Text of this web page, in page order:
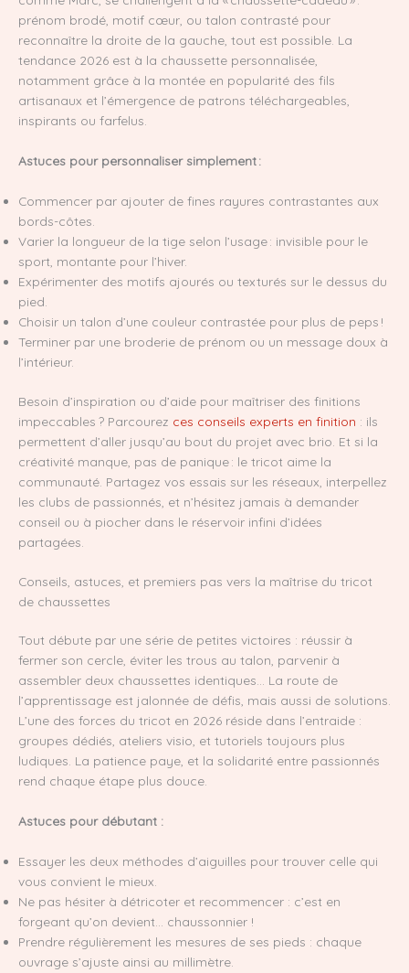
prénom brodé, motif cœur, ou talon contrasté pour
reconnaître la droite de la gauche, tout est possible. La
tendance 2026 est à la chaussette personnalisée,
notamment grâce à la montée en popularité des fils
artisanaux et l’émergence de patrons téléchargeables,
inspirants ou farfelus.
Astuces pour personnaliser simplement :
Commencer par ajouter de fines rayures contrastantes aux
bords-côtes.
Varier la longueur de la tige selon l’usage : invisible pour le
sport, montante pour l’hiver.
Expérimenter des motifs ajourés ou texturés sur le dessus du
pied.
Choisir un talon d’une couleur contrastée pour plus de peps !
Terminer par une broderie de prénom ou un message doux à
l’intérieur.
Besoin d’inspiration ou d’aide pour maîtriser des finitions
impeccables ? Parcourez ces conseils experts en finition : ils
permettent d’aller jusqu’au bout du projet avec brio. Et si la
créativité manque, pas de panique : le tricot aime la
communauté. Partagez vos essais sur les réseaux, interpellez
les clubs de passionnés, et n’hésitez jamais à demander
conseil ou à piocher dans le réservoir infini d’idées
partagées.
Conseils, astuces, et premiers pas vers la maîtrise du tricot
de chaussettes
Tout débute par une série de petites victoires : réussir à
fermer son cercle, éviter les trous au talon, parvenir à
assembler deux chaussettes identiques… La route de
l’apprentissage est jalonnée de défis, mais aussi de solutions.
L’une des forces du tricot en 2026 réside dans l’entraide :
groupes dédiés, ateliers visio, et tutoriels toujours plus
ludiques. La patience paye, et la solidarité entre passionnés
rend chaque étape plus douce.
Astuces pour débutant :
Essayer les deux méthodes d’aiguilles pour trouver celle qui
vous convient le mieux.
Ne pas hésiter à détricoter et recommencer : c’est en
forgeant qu’on devient… chaussonnier !
Prendre régulièrement les mesures de ses pieds : chaque
ouvrage s’ajuste ainsi au millimètre.